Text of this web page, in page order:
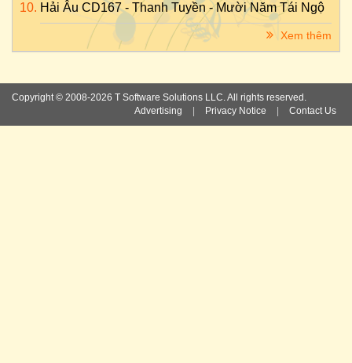
Hải Âu CD167 - Thanh Tuyền - Mười Năm Tái Ngộ
Xem thêm
Copyright © 2008-2026 T Software Solutions LLC. All rights reserved.
Advertising
Privacy Notice Contact Us